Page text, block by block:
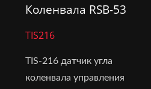
Коленвала RSB-53
TIS216
TIS-216 датчик угла
коленвала управления